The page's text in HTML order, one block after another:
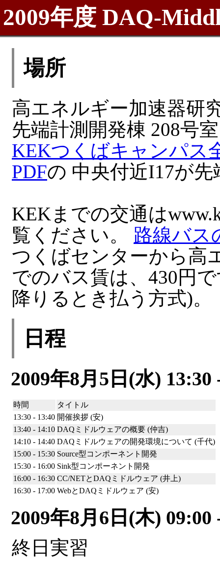
2009年度 DAQ-
場所
高エネルギー加速器研
先端計測開発棟 208号室
KEKつくばキャンパス
PDFの 中央付近I17が
KEKまでの交通は
覧ください。 路線バス
つくばセンターから高
でのバス賃は、430円
降りるとき払う方式)。
日程
2009年8月5日(水) 13:30
時間
タイトル
13:30 - 13:40 開催挨拶 (安)
13:40 - 14:10 DAQミドルウェアの概要 (仲吉)
14:10 - 14:40 DAQミドルウェアの開発環境について (千代)
15:00 - 15:30 Source型コンポーネント開発
15:30 - 16:00 Sink型コンポーネント開発
16:00 - 16:30 CC/NETとDAQミドルウェア (井上)
16:30 - 17:00 WebとDAQミドルウェア (安)
2009年8月6日(木) 09:00
終日実習